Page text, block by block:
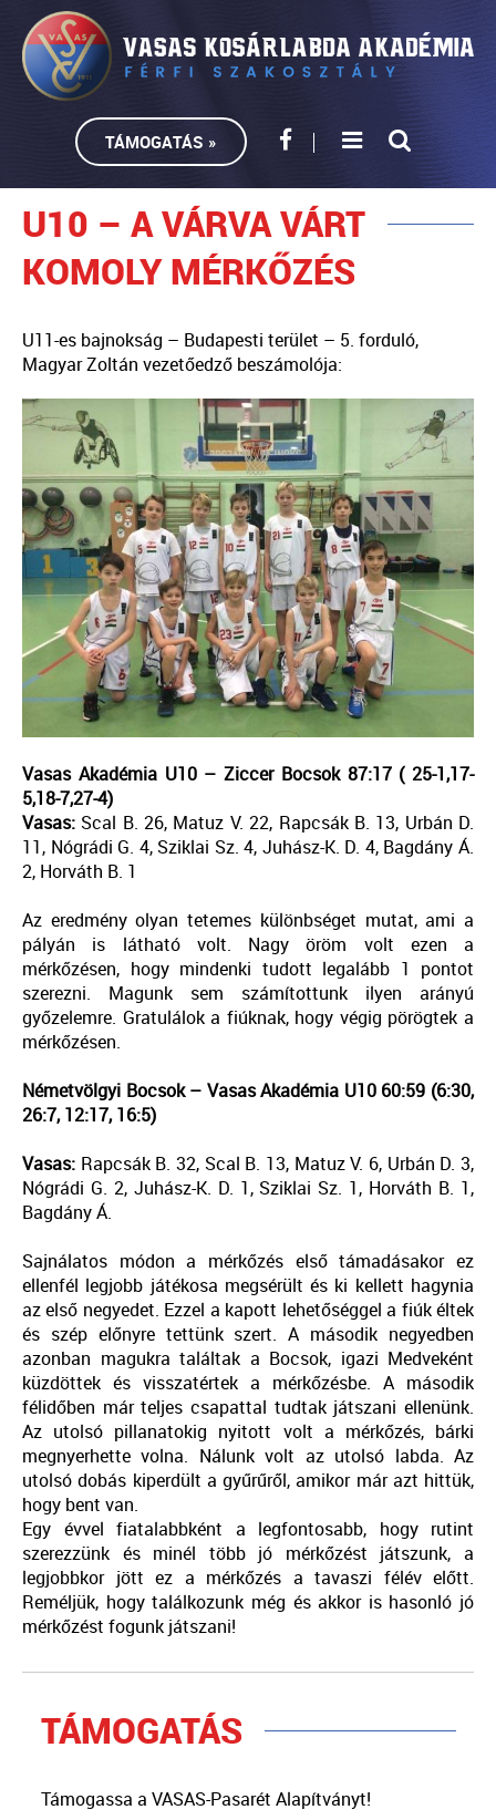
TÁMOGATÁS »
U10 – A VÁRVA VÁRT
KOMOLY MÉRKŐZÉS
U11-es bajnokság – Budapesti terület – 5. forduló,
Magyar Zoltán vezetőedző beszámolója:
Vasas Akadémia U10 – Ziccer Bocsok 87:17 ( 25-1,17-
5,18-7,27-4)
Vasas: Scal B. 26, Matuz V. 22, Rapcsák B. 13, Urbán D.
11, Nógrádi G. 4, Sziklai Sz. 4, Juhász-K. D. 4, Bagdány Á.
2, Horváth B. 1
Az eredmény olyan tetemes különbséget mutat, ami a
pályán is látható volt. Nagy öröm volt ezen a
mérkőzésen, hogy mindenki tudott legalább 1 pontot
szerezni. Magunk sem számítottunk ilyen arányú
győzelemre. Gratulálok a fiúknak, hogy végig pörögtek a
mérkőzésen.
Németvölgyi Bocsok – Vasas Akadémia U10 60:59 (6:30,
26:7, 12:17, 16:5)
Vasas: Rapcsák B. 32, Scal B. 13, Matuz V. 6, Urbán D. 3,
Nógrádi G. 2, Juhász-K. D. 1, Sziklai Sz. 1, Horváth B. 1,
Bagdány Á.
Sajnálatos módon a mérkőzés első támadásakor ez
ellenfél legjobb játékosa megsérült és ki kellett hagynia
az első negyedet. Ezzel a kapott lehetőséggel a fiúk éltek
és szép előnyre tettünk szert. A második negyedben
azonban magukra találtak a Bocsok, igazi Medveként
küzdöttek és visszatértek a mérkőzésbe. A második
félidőben már teljes csapattal tudtak játszani ellenünk.
Az utolsó pillanatokig nyitott volt a mérkőzés, bárki
megnyerhette volna. Nálunk volt az utolsó labda. Az
utolsó dobás kiperdült a gyűrűről, amikor már azt hittük,
hogy bent van.
Egy évvel fiatalabbként a legfontosabb, hogy rutint
szerezzünk és minél több jó mérkőzést játszunk, a
legjobbkor jött ez a mérkőzés a tavaszi félév előtt.
Reméljük, hogy találkozunk még és akkor is hasonló jó
mérkőzést fogunk játszani!
TÁMOGATÁS
Támogassa a VASAS-Pasarét Alapítványt!